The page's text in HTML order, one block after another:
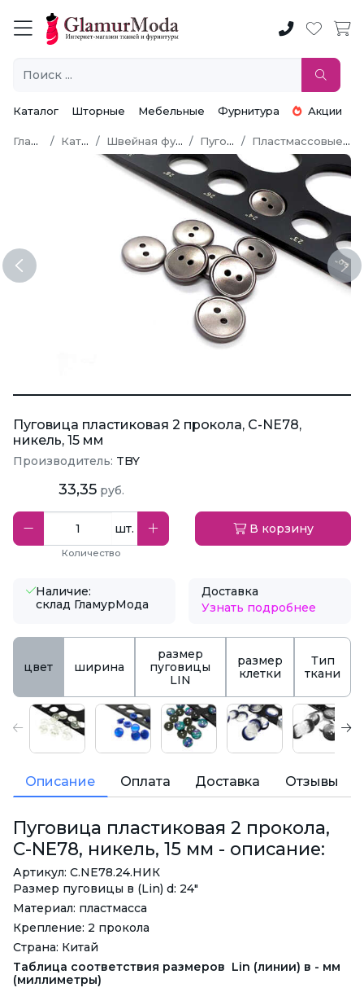
Каталог Шторные Мебельные Фурнитура Акции
Главная Каталог Швейная фурнитура Пуговицы Пластмассовые пуговицы
Previous
Пуговица пластиковая 2 прокола, C-NE78,
никель, 15 мм
Производитель: TBY
33,35 руб.
шт.
Количество
В корзину
Наличие:
склад ГламурМода
Доставка
Узнать подробнее
цвет ширина
размер
пуговицы
LIN
размер
клетки
Тип
ткани
Описание Оплата Доставка Отзывы
Пуговица пластиковая 2 прокола,
C-NE78, никель, 15 мм - описание:
Артикул: C.NE78.24.НИК
Размер пуговицы в (Lin) d: 24"
Материал: пластмасса
Крепление: 2 прокола
Страна: Китай
Таблица соответствия размеров Lin (линии) в - мм
(миллиметры)